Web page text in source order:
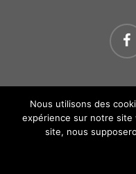
© 2026 O P'TITS
Atelier Com'
Nous utilisons des
expérience sur notre site
site, nous